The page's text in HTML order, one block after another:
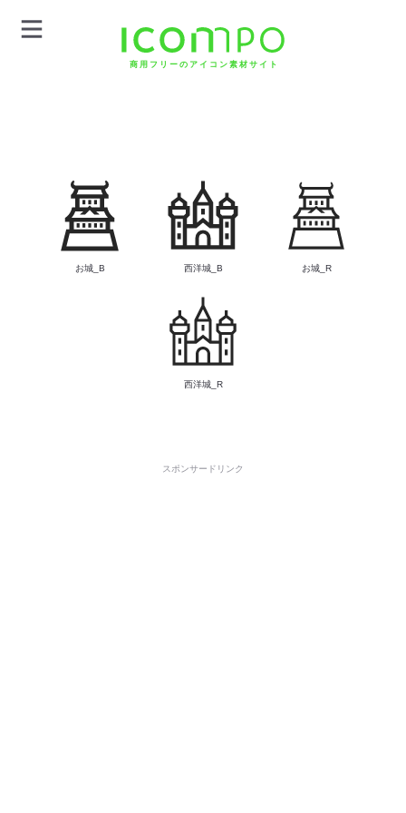
商用フリーのアイコン素材サイト
お城_B 西洋城_B お城_R
西洋城_R
スポンサードリンク